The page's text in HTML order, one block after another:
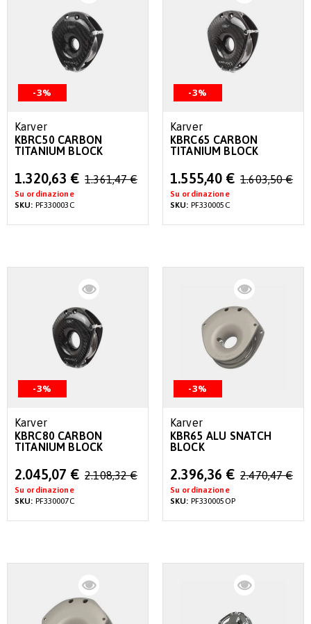
-3%
Karver
KBRC50 CARBON
TITANIUM BLOCK
Special
Price
1.320,63 € 1.361,47 €
Su ordinazione
SKU: PF330003C
-3%
Karver
KBRC65 CARBON
TITANIUM BLOCK
Special
Price
1.555,40 € 1.603,50 €
Su ordinazione
SKU: PF330005C
-3%
Karver
KBRC80 CARBON
TITANIUM BLOCK
Special
Price
2.045,07 € 2.108,32 €
Su ordinazione
SKU: PF330007C
-3%
Karver
KBR65 ALU SNATCH
BLOCK
Special
Price
2.396,36 € 2.470,47 €
Su ordinazione
SKU: PF330005OP